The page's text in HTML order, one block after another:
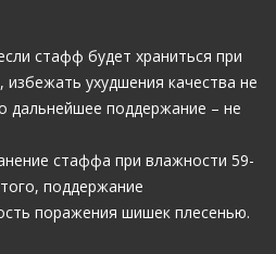
стафф будет храниться при
ухудшения качества не
дальнейшее поддержание – не
стаффа при влажности 59-
поддержание
поражения шишек плесенью.